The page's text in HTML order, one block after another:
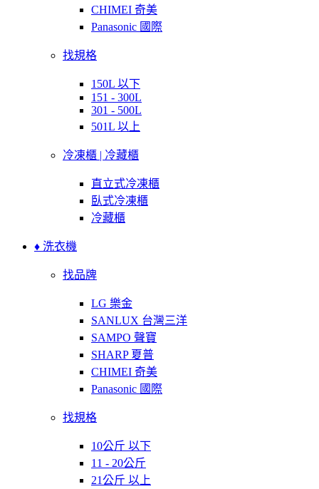
CHIMEI 奇美
Panasonic 國際
找規格
150L 以下
151 - 300L
301 - 500L
501L 以上
冷凍櫃 | 冷藏櫃
直立式冷凍櫃
臥式冷凍櫃
冷藏櫃
♦ 洗衣機
找品牌
LG 樂金
SANLUX 台灣三洋
SAMPO 聲寶
SHARP 夏普
CHIMEI 奇美
Panasonic 國際
找規格
10公斤 以下
11 - 20公斤
21公斤 以上